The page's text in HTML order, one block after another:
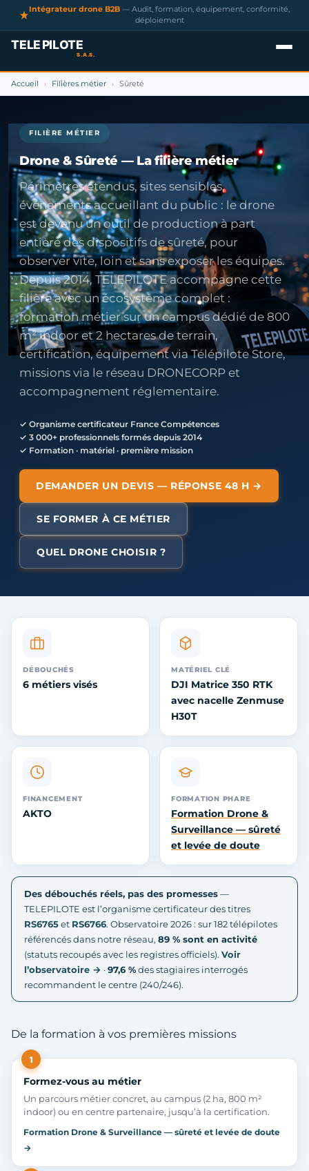
Intégrateur drone B2B — Audit, formation, équipement, conformité,
déploiement
Accueil › Filières métier › Sûreté
FILIÈRE MÉTIER
Drone & Sûreté — La filière métier
Périmètres étendus, sites sensibles,
événements accueillant du public : le drone
est devenu un outil de production à part
entière des dispositifs de sûreté, pour
observer vite, loin et sans exposer les équipes.
Depuis 2014, TELEPILOTE accompagne cette
filière avec un écosystème complet :
formation métier sur un campus dédié de 800
m² indoor et 2 hectares de terrain,
certification, équipement via Télépilote Store,
missions via le réseau DRONECORP et
accompagnement réglementaire.
✓ Organisme certificateur France Compétences
✓ 3 000+ professionnels formés depuis 2014
✓ Formation · matériel · première mission
DEMANDER UN DEVIS — RÉPONSE 48 H →
SE FORMER À CE MÉTIER
QUEL DRONE CHOISIR ?
DÉBOUCHÉS
6 métiers visés
MATÉRIEL CLÉ
DJI Matrice 350 RTK
avec nacelle Zenmuse
H30T
FINANCEMENT
AKTO
FORMATION PHARE
Formation Drone &
Surveillance — sûreté
et levée de doute
Des débouchés réels, pas des promesses—
TELEPILOTE est l’organisme certificateur des titres
RS6765et RS6766. Observatoire 2026 : sur 182 télépilotes
référencés dans notre réseau, 89 % sont en activité
(statuts recoupés avec les registres officiels). Voir
l’observatoire → ·97,6 %des stagiaires interrogés
recommandent le centre (240/246).
De la formation à vos premières missions
1
Formez-vous au métier
Un parcours métier concret, au campus (2 ha, 800 m²
indoor) ou en centre partenaire, jusqu’à la certification.
Formation Drone & Surveillance — sûreté et levée de doute
→